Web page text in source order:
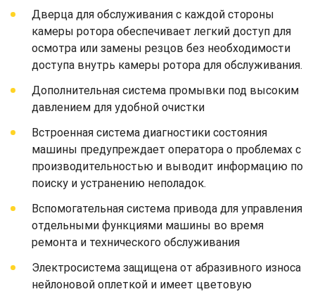
Дверца для обслуживания с каждой стороны
камеры ротора обеспечивает легкий доступ для
осмотра или замены резцов без необходимости
доступа внутрь камеры ротора для обслуживания.
Дополнительная система промывки под высоким
давлением для удобной очистки
Встроенная система диагностики состояния
машины предупреждает оператора о проблемах с
производительностью и выводит информацию по
поиску и устранению неполадок.
Вспомогательная система привода для управления
отдельными функциями машины во время
ремонта и технического обслуживания
Электросистема защищена от абразивного износа
нейлоновой оплеткой и имеет цветовую